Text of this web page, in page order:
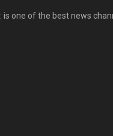
one of the best news